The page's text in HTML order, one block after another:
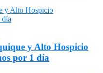
y Alto Hospicio
por 1 día